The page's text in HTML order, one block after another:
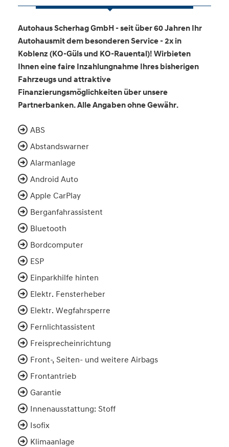
Autohaus Scherhag GmbH - seit über 60 Jahren Ihr
Autohausmit dem besonderen Service - 2x in
Koblenz (KO-Güls und KO-Rauental)! Wirbieten
Ihnen eine faire Inzahlungnahme Ihres bisherigen
Fahrzeugs und attraktive
Finanzierungsmöglichkeiten über unsere
Partnerbanken. Alle Angaben ohne Gewähr.
ABS
Abstandswarner
Alarmanlage
Android Auto
Apple CarPlay
Berganfahrassistent
Bluetooth
Bordcomputer
ESP
Einparkhilfe hinten
Elektr. Fensterheber
Elektr. Wegfahrsperre
Fernlichtassistent
Freisprecheinrichtung
Front-, Seiten- und weitere Airbags
Frontantrieb
Garantie
Innenausstattung: Stoff
Isofix
Klimaanlage